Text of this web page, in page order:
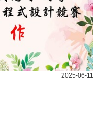
2025-06-11